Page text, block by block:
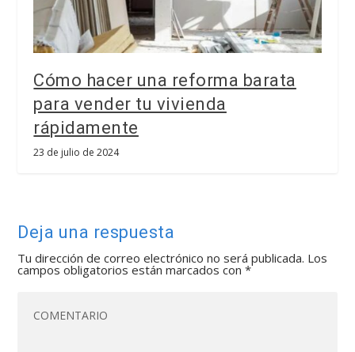
Cómo hacer una reforma barata
para vender tu vivienda
rápidamente
23 de julio de 2024
Deja una respuesta
Tu dirección de correo electrónico no será publicada. Los
campos obligatorios están marcados con*